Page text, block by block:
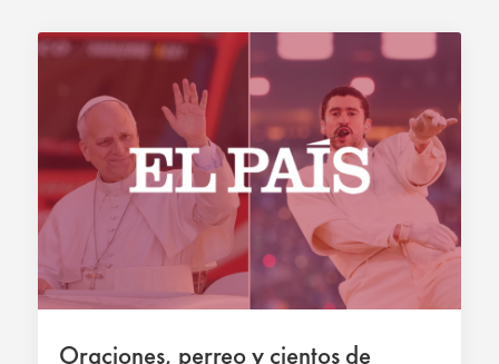
Oraciones, perreo y cientos de